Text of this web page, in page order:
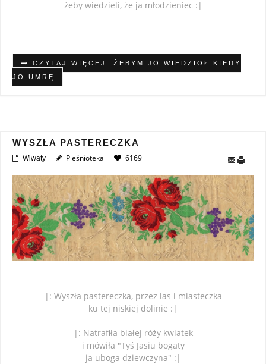
żeby wiedzieli, że ja młodzieniec :|
CZYTAJ WIĘCEJ: ŻEBYM JO WIEDZIOŁ KIEDY
JO UMRĘ
WYSZŁA PASTERECZKA
Wiwaty Pieśnioteka 6169
|: Wyszła pastereczka, przez las i miasteczka
ku tej niskiej dolinie :|
|: Natrafiła białej róży kwiatek
i mówiła "Tyś Jasiu bogaty
ja uboga dziewczyna" :|